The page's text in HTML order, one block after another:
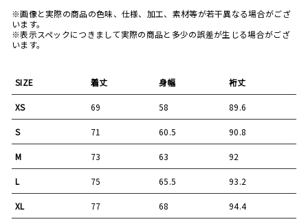
※画像と実際の商品の色味、仕様、加工、素材等が若干異なる場合がござ
います。
※表示スペックにつきまして実際の商品と多少の誤差が生じる場合がござ
います。
SIZE 着丈 身幅 裄丈
XS 69 58 89.6
S 71 60.5 90.8
M 73 63 92
L 75 65.5 93.2
XL 77 68 94.4